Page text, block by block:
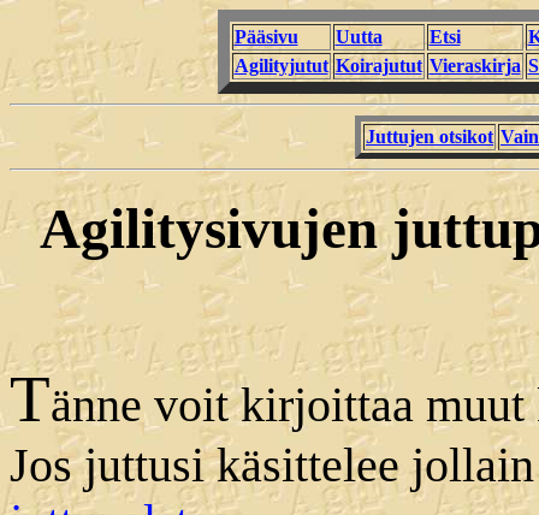
Pääsivu Uutta Etsi
Agilityjutut Koirajutut Vieraskirja
Juttujen otsikot
Agilitysivujen
Tänne voit kirjoittaa
Jos juttusi käsittelee